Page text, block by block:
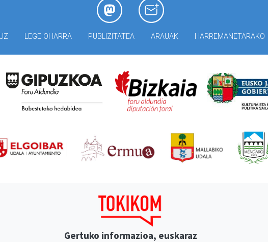
LEGE OHARRA PUBLIZITATEA ARAUAK HARREMANETARAKO
Gertuko informazioa, euskaraz